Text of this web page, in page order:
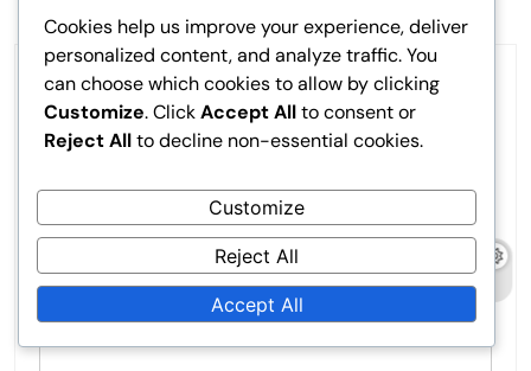
LEAVE A REPLY
Your email address will not be published. Required
Comment
Cookies help us improve your experience, deliver
personalized content, and analyze traffic. You
can choose which cookies to allow by clicking
Customize. ClickAccept Allto consent or
Reject Allto decline non-essential cookies.
Customize
Reject All
Accept All